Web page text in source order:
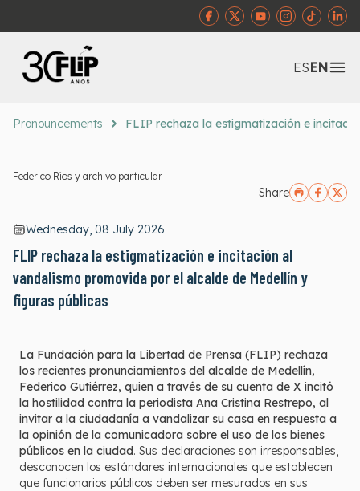
ESEN
Pronouncements FLIP rechaza la estigmatización e
Federico Ríos y archivo particular
Share
Wednesday, 08 July 2026
FLIP rechaza la estigmatización e incitación al
vandalismo promovida por el alcalde de Medellín y
figuras públicas
La Fundación para la Libertad de Prensa (FLIP) rechaza
los recientes pronunciamientos del alcalde de Medellín,
Federico Gutiérrez, quien a través de su cuenta de X incitó
la hostilidad contra la periodista Ana Cristina Restrepo, al
invitar a la ciudadanía a vandalizar su casa en respuesta a
la opinión de la comunicadora sobre el uso de los bienes
públicos en la ciudad. Sus declaraciones son irresponsables,
desconocen los estándares internacionales que establecen
que funcionarios públicos deben ser mesurados en sus